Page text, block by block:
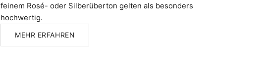
feinem Rosé- oder Silberüberton gelten als besonders
hochwertig.
MEHR ERFAHREN